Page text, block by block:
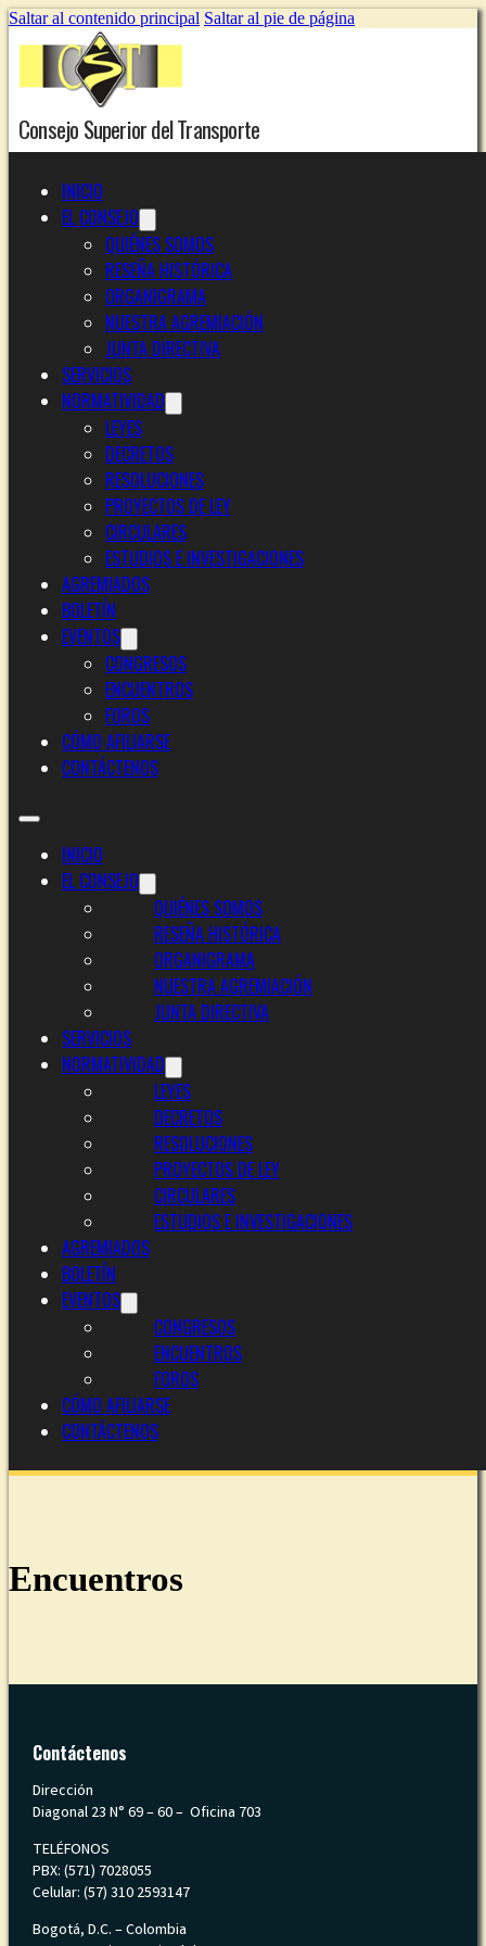
Saltar al contenido principal Saltar al pie de página
Consejo Superior del Transporte
INICIO
EL CONSEJO
QUIÉNES SOMOS
RESEÑA HISTÓRICA
ORGANIGRAMA
NUESTRA AGREMIACIÓN
JUNTA DIRECTIVA
SERVICIOS
NORMATIVIDAD
LEYES
DECRETOS
RESOLUCIONES
PROYECTOS DE LEY
CIRCULARES
ESTUDIOS E INVESTIGACIONES
AGREMIADOS
BOLETÍN
EVENTOS
CONGRESOS
ENCUENTROS
FOROS
CÓMO AFILIARSE
CONTÁCTENOS
INICIO
EL CONSEJO
QUIÉNES SOMOS
RESEÑA HISTÓRICA
ORGANIGRAMA
NUESTRA AGREMIACIÓN
JUNTA DIRECTIVA
SERVICIOS
NORMATIVIDAD
LEYES
DECRETOS
RESOLUCIONES
PROYECTOS DE LEY
CIRCULARES
ESTUDIOS E INVESTIGACIONES
AGREMIADOS
BOLETÍN
EVENTOS
CONGRESOS
ENCUENTROS
FOROS
CÓMO AFILIARSE
CONTÁCTENOS
Encuentros
Contáctenos
Dirección
Diagonal 23 N° 69 – 60 – Oficina 703
TELÉFONOS
PBX: (571) 7028055
Celular: (57) 310 2593147
Bogotá, D.C. – Colombia